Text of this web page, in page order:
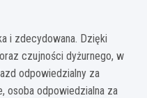
i zdecydowana. Dzięki
czujności dyżurnego, w
odpowiedzialny za
osoba odpowiedzialna za